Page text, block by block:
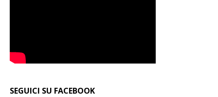
SEGUICI SU FACEBOOK